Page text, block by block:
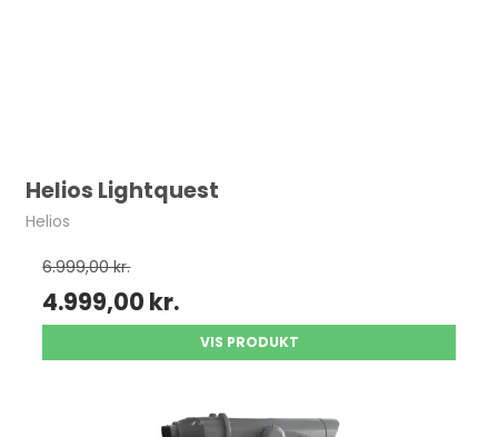
Helios Lightquest
Helios
6.999,00 kr.
4.999,00 kr.
VIS PRODUKT